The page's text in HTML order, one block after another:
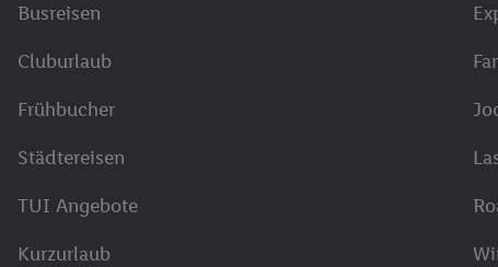
Busreisen
Cluburlaub
Frühbucher
Städtereisen
TUI Angebote
Kurzurlaub